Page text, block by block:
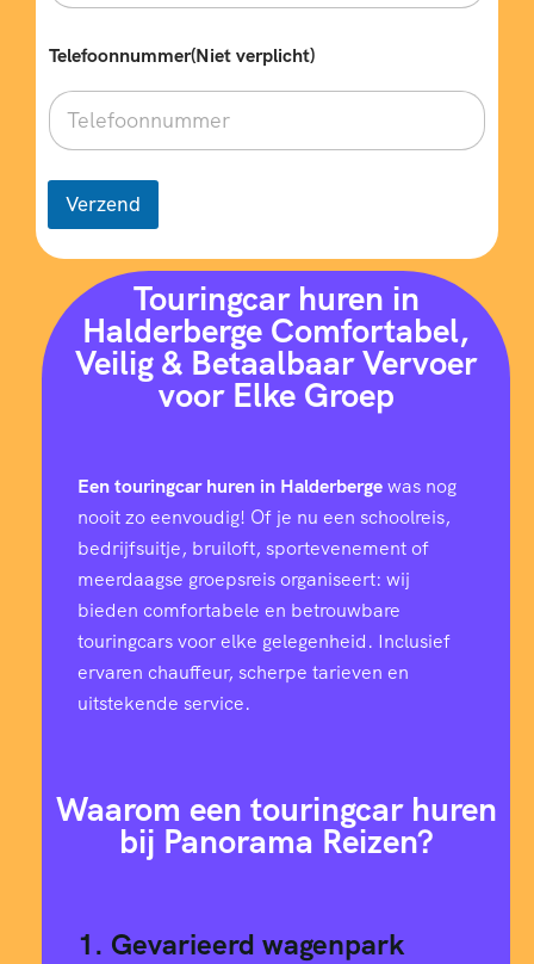
Telefoonnummer(Niet verplicht)
Verzend
Touringcar huren in
Halderberge Comfortabel,
Veilig & Betaalbaar Vervoer
voor Elke Groep
Een touringcar huren in Halderbergewas nog
nooit zo eenvoudig! Of je nu een schoolreis,
bedrijfsuitje, bruiloft, sportevenement of
meerdaagse groepsreis organiseert: wij
bieden comfortabele en betrouwbare
touringcars voor elke gelegenheid. Inclusief
ervaren chauffeur, scherpe tarieven en
uitstekende service.
Waarom een touringcar huren
bij Panorama Reizen?
1. Gevarieerd wagenpark